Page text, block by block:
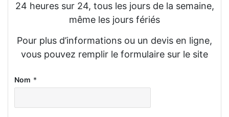
24 heures sur 24, tous les jours de la semaine,
même les jours fériés
Pour plus d’informations ou un devis en ligne,
vous pouvez remplir le formulaire sur le site
Nom *